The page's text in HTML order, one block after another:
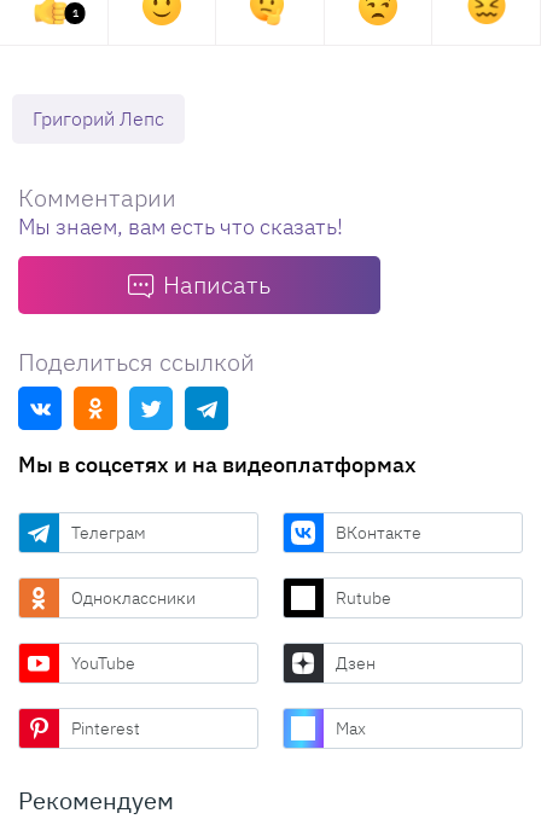
1
Григорий Лепс
Комментарии
Мы знаем, вам есть что сказать!
Написать
Поделиться ссылкой
Мы в соцсетях и на видеоплатформах
Телеграм ВКонтакте
Одноклассники Rutube
YouTube Дзен
Pinterest Max
Рекомендуем